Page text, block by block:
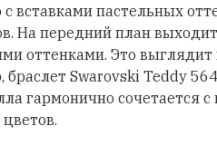
с вставками пастельных
На передний план
оттенками. Это
браслет Swarovski Teddy
гармонично сочетается